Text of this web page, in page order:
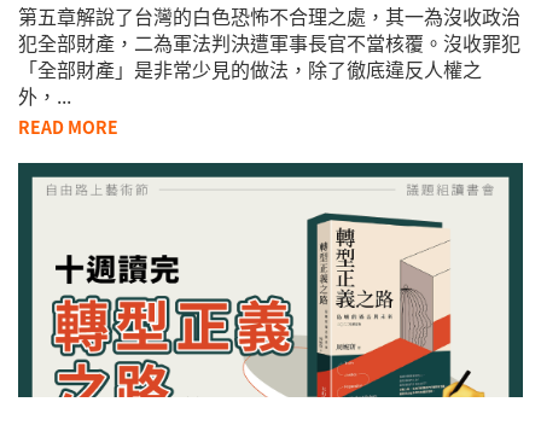
第五章解說了台灣的白色恐怖不合理之處，其一為沒收政治
犯全部財產，二為軍法判決遭軍事長官不當核覆。沒收罪犯
「全部財產」是非常少見的做法，除了徹底違反人權之
外，...
READ MORE